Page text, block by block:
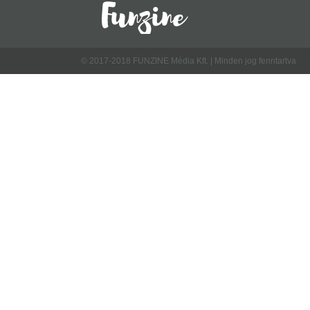
© 2017-2018 FUNZINE Média Kft. | Minden jog fenntartva